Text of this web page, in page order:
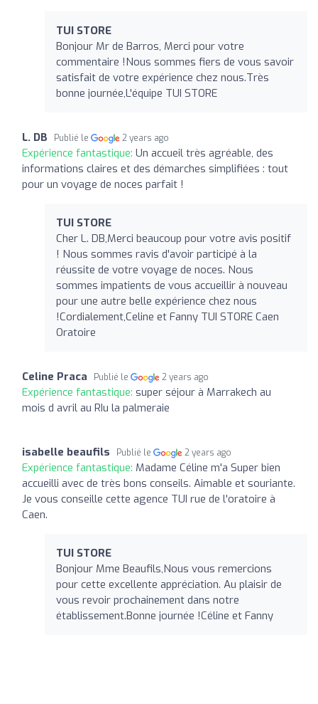
TUI STORE
Bonjour Mr de Barros, Merci pour votre
commentaire !Nous sommes fiers de vous savoir
satisfait de votre expérience chez nous.Très
bonne journée,L'équipe TUI STORE
L. DB Publié le 2 years ago
Expérience fantastique: Un accueil très agréable, des
informations claires et des démarches simplifiées : tout
pour un voyage de noces parfait !
TUI STORE
Cher L. DB,Merci beaucoup pour votre avis positif
! Nous sommes ravis d'avoir participé à la
réussite de votre voyage de noces. Nous
sommes impatients de vous accueillir à nouveau
pour une autre belle expérience chez nous
!Cordialement,Celine et Fanny TUI STORE Caen
Oratoire
Celine Praca Publié le 2 years ago
Expérience fantastique: super séjour à Marrakech au
mois d avril au RIu la palmeraie
isabelle beaufils Publié le 2 years ago
Expérience fantastique: Madame Céline m'a Super bien
accueilli avec de très bons conseils. Aimable et souriante.
Je vous conseille cette agence TUI rue de l'oratoire à
Caen.
TUI STORE
Bonjour Mme Beaufils,Nous vous remercions
pour cette excellente appréciation. Au plaisir de
vous revoir prochainement dans notre
établissement.Bonne journée !Céline et Fanny